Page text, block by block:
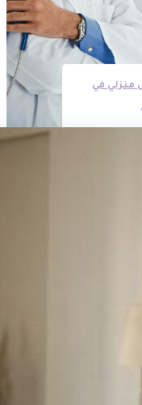
منزلي في